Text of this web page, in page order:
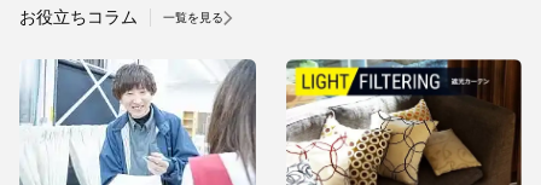
お役立ちコラム 一覧を見る